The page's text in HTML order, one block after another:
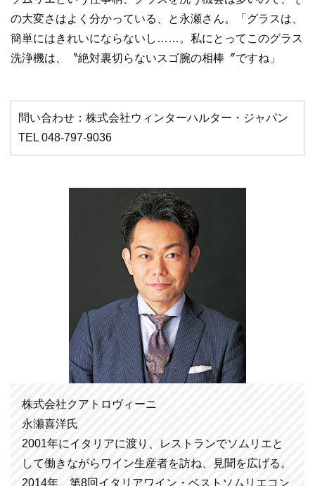
の大変さはよく分かっている、と永瀬さん。「グラスは、
簡単にはきれいにならないし……。私にとってこのグラス
洗浄機は、〝絶対裏切らないスゴ腕の相棒〞ですね」
問い合わせ：株式会社ウィンターハルター・ジャパン
TEL 048-797-9036
株式会社クアトロヴィーニ
永瀬喜洋氏
2001年にイタリアに渡り、レストランでソムリエと
して働きながらワイン生産者を訪ね、見聞を広げる。
2014年、第8回イタリアワイン・ベストソムリエコン